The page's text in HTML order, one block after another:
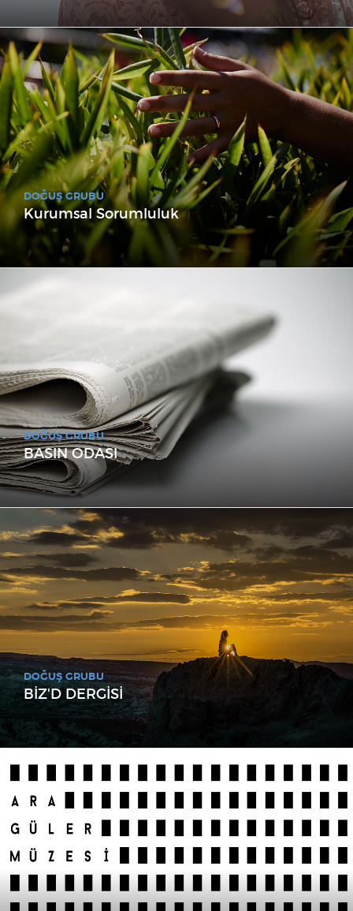
DOĞUŞ GRUBU
Kurumsal Sorumluluk
DOĞUŞ GRUBU
BASIN ODASI
DOĞUŞ GRUBU
BİZ'D DERGİSİ